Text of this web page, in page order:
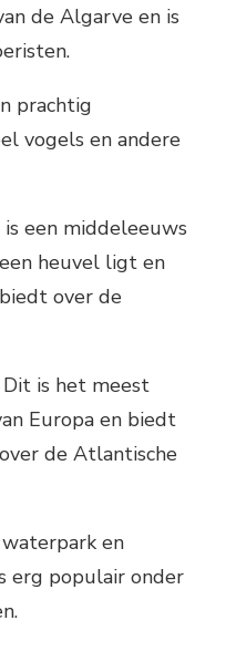
de Algarve en is
prachtig
vogels en andere
een middeleeuws
heuvel ligt en
over de
Dit is het meest
Europa en biedt
de Atlantische
en
erg populair onder